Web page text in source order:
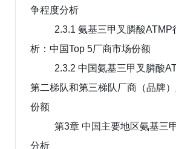
争程度分析
2.3.1 氨基三甲叉膦酸ATMP
析：中国Top 5厂商市场份额
2.3.2 中国氨基三甲叉膦酸
第二梯队和第三梯队厂商（品牌
份额
第3章 中国主要地区氨基三
分析